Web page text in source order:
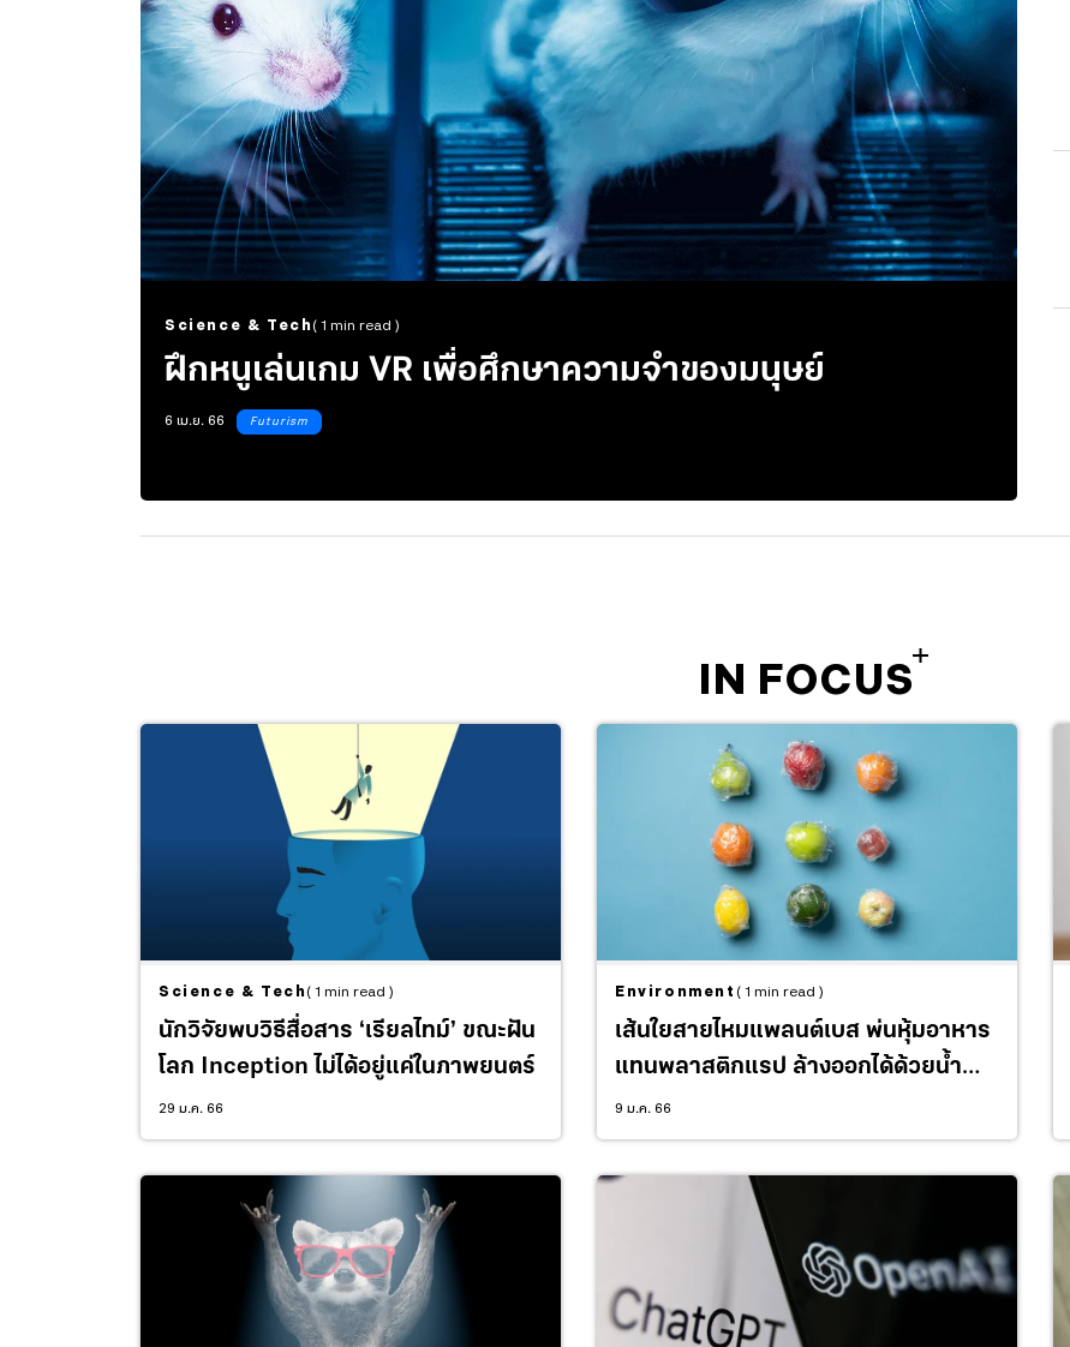
Science & Tech ( 1 min read )
ฝึกหนูเล่นเกม VR เพื่อศึกษาความจำของมนุษย์
6 เม.ย. 66 Futurism
IN FOCUS
Science & Tech ( 1 min read )
นักวิจัยพบวิธีสื่อสาร ‘เรียลไทม์’ ขณะฝัน
โลก Inception ไม่ได้อยู่แค่ในภาพยนตร์
29 ม.ค. 66
Environment ( 1 min read )
เส้นใยสายไหมแพลนต์เบส พ่นหุ้มอาหาร
แทนพลาสติกแรป ล้างออกได้ด้วยน้ำ
ย่อยสลายใน 3 วัน
9 ม.ค. 66